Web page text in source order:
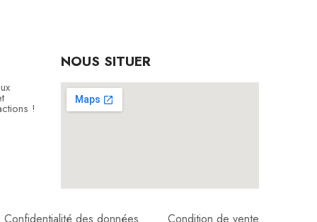
!
NOUS SITUER
Confidentialité des données Condition de vente